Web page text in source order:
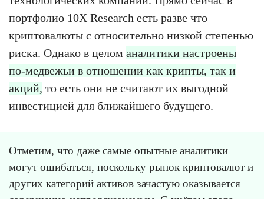
портфолио 10X Research есть разве что
криптовалюты с относительно низкой степенью
риска. Однако в целом аналитики настроены
по-медвежьи в отношении как крипты, так и
акций, то есть они не считают их выгодной
инвестицией для ближайшего будущего.
Отметим, что даже самые опытные аналитики
могут ошибаться, поскольку рынок криптовалют и
других категорий активов зачастую оказывается